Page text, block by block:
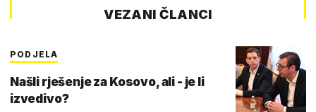
VEZANI ČLANCI
PODJELA
Našli rješenje za Kosovo, ali - je li
izvedivo?